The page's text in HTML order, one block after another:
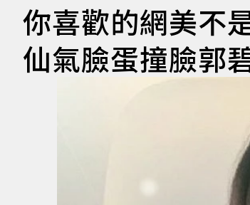
你喜歡的網美不
仙氣臉蛋撞臉郭